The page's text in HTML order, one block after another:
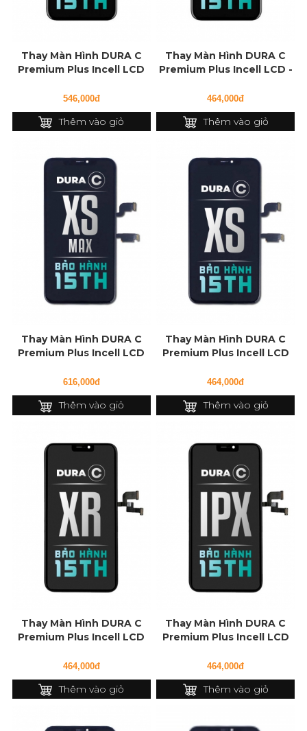
Thay Màn Hình DURA C
Premium Plus Incell LCD
546,000đ
Thêm vào giỏ
Thay Màn Hình DURA C
Premium Plus Incell LCD -
464,000đ
Thêm vào giỏ
Thay Màn Hình DURA C
Premium Plus Incell LCD
616,000đ
Thêm vào giỏ
Thay Màn Hình DURA C
Premium Plus Incell LCD
464,000đ
Thêm vào giỏ
Thay Màn Hình DURA C
Premium Plus Incell LCD
464,000đ
Thêm vào giỏ
Thay Màn Hình DURA C
Premium Plus Incell LCD
464,000đ
Thêm vào giỏ